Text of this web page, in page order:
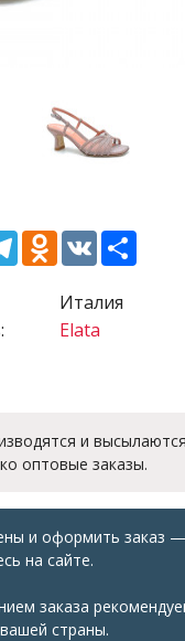
TelegramOdnoklassniki
VK
Италия
Elata
и
оптовые заказы.
и оформить заказ —
на сайте.
заказа
страны.